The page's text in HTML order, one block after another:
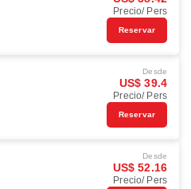
Precio/ Pers
Reservar
Desde
US$ 39.4
Precio/ Pers
Reservar
Desde
US$ 52.16
Precio/ Pers